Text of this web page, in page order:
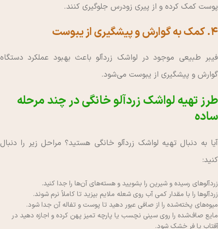
پوست کمک کرده و از پیری زودرس جلوگیری کنند.
۴. کمک به گوارش و پیشگیری از یبوست
فیبر طبیعی موجود در لواشک زردآلو باعث بهبود عملکرد دستگاه
گوارش و پیشگیری از یبوست می‌شود.
طرز تهیه لواشک زردآلو خانگی در چند مرحله
ساده
آیا به دنبال تهیه لواشک زردآلو خانگی هستید؟ مراحل زیر را دنبال
کنید:
زردآلوهای رسیده و شیرین را بشویید و هسته‌های آن‌ها را جدا کنید.
زردآلوها را با مقدار کمی آب روی شعله ملایم بپزید تا کاملاً نرم شوند.
میوه‌های پخته‌شده را از صافی عبور دهید تا پوست و تفاله آن جدا شود.
مایع صاف‌شده را روی سینی نچسب یا پارچه تمیز پهن کرده و اجازه دهید در
آفتاب یا فر خشک شود.